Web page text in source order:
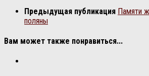
Предыдущая публикация Памяти
поляны
Вам может также понравиться...